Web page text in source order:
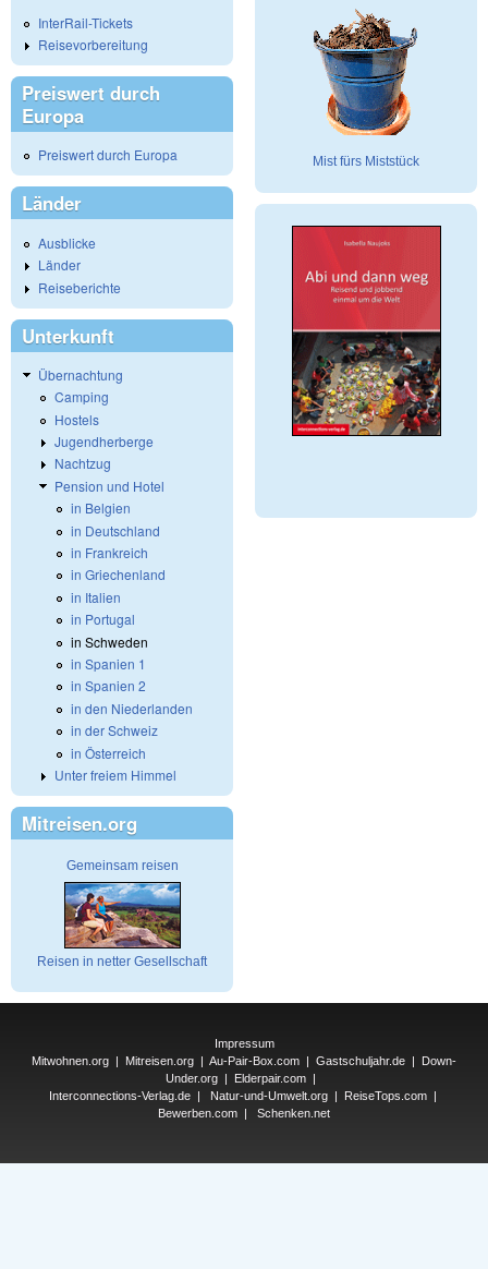
InterRail-Tickets
Reisevorbereitung
Preiswert durch
Europa
Preiswert durch Europa
Länder
Ausblicke
Länder
Reiseberichte
Unterkunft
Übernachtung
Camping
Hostels
Jugendherberge
Nachtzug
Pension und Hotel
in Belgien
in Deutschland
in Frankreich
in Griechenland
in Italien
in Portugal
in Schweden
in Spanien 1
in Spanien 2
in den Niederlanden
in der Schweiz
in Österreich
Unter freiem Himmel
Mitreisen.org
Gemeinsam reisen
Reisen in netter Gesellschaft
Mist fürs Miststück
Impressum
Mitwohnen.org | Mitreisen.org | Au-Pair-Box.com | Gastschuljahr.de | Down-
Under.org | Elderpair.com |
Interconnections-Verlag.de| Natur-und-Umwelt.org| ReiseTops.com|
Bewerben.com | Schenken.net